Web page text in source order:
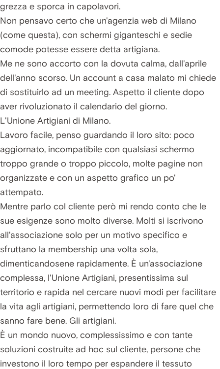
grezza e sporca in capolavori.
Non pensavo certo che un'agenzia web di Milano
(come questa), con schermi giganteschi e sedie
comode potesse essere detta artigiana.
Me ne sono accorto con la dovuta calma, dall'aprile
dell'anno scorso. Un account a casa malato mi chiede
di sostituirlo ad un meeting. Aspetto il cliente dopo
aver rivoluzionato il calendario del giorno.
L'Unione Artigiani di Milano.
Lavoro facile, penso guardando il loro sito: poco
aggiornato, incompatibile con qualsiasi schermo
troppo grande o troppo piccolo, molte pagine non
organizzate e con un aspetto grafico un po'
attempato.
Mentre parlo col cliente però mi rendo conto che le
sue esigenze sono molto diverse. Molti si iscrivono
all'associazione solo per un motivo specifico e
sfruttano la membership una volta sola,
dimenticandosene rapidamente. È un'associazione
complessa, l'Unione Artigiani, presentissima sul
territorio e rapida nel cercare nuovi modi per facilitare
la vita agli artigiani, permettendo loro di fare quel che
sanno fare bene. Gli artigiani.
È un mondo nuovo, complessissimo e con tante
soluzioni costruite ad hoc sul cliente, persone che
investono il loro tempo per espandere il tessuto